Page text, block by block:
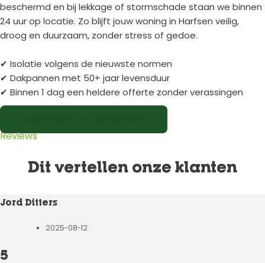
beschermd en bij lekkage of stormschade staan we binnen
24 uur op locatie. Zo blijft jouw woning in Harfsen veilig,
droog en duurzaam, zonder stress of gedoe.
✔ Isolatie volgens de nieuwste normen
✔ Dakpannen met 50+ jaar levensduur
✔ Binnen 1 dag een heldere offerte zonder verassingen
Reviews
Dit vertellen onze klanten
Jord Ditters
2025-08-12
5